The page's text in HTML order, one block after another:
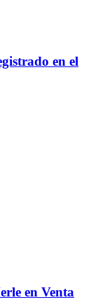
en el
en Venta